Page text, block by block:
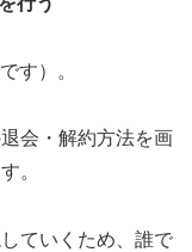
す）。
会・解約方法を画
。
ていくため、誰で